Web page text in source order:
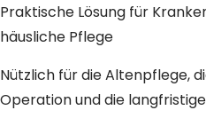
Praktische Lösung für
häusliche Pflege
Nützlich für die Altenpflege,
Operation und die